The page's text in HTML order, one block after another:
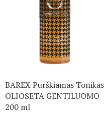
BAREX Purškiamas Tonikas
OLIOSETA GENTILUOMO
200 ml